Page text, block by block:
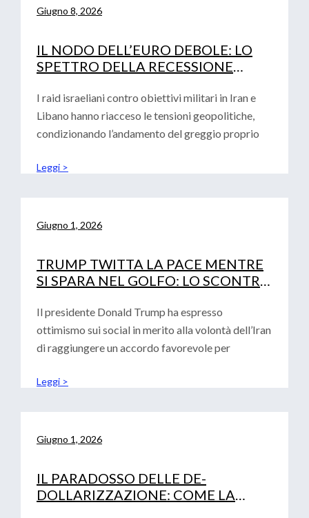
Giugno 8, 2026
IL NODO DELL’EURO DEBOLE: LO
SPETTRO DELLA RECESSIONE
DI INTERESSE BCE
I raid israeliani contro obiettivi militari in Iran e
Libano hanno riacceso le tensioni geopolitiche,
condizionando l’andamento del greggio proprio
Leggi >
Giugno 1, 2026
TRUMP TWITTA LA PACE MENTRE
SI SPARA NEL GOLFO: LO SCONTRO
DI WARSH
Il presidente Donald Trump ha espresso
ottimismo sui social in merito alla volontà dell’Iran
di raggiungere un accordo favorevole per
Leggi >
Giugno 1, 2026
IL PARADOSSO DELLE DE-
DOLLARIZZAZIONE: COME LA